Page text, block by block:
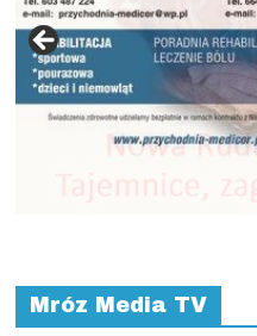
Mróz Media TV